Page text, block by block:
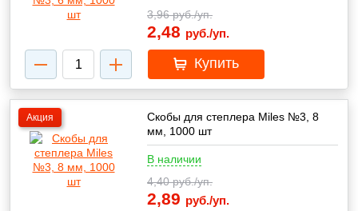
3,96руб./уп.
2,48 руб./уп.
Купить
Акция
Скобы для степлера Miles №3, 8
мм, 1000 шт
В наличии
4,40руб./уп.
2,89 руб./уп.